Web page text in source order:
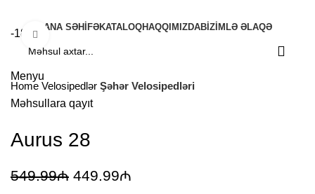
ANA SƏHIFƏKATALOQHAQQIMIZDABIZIMLƏ ƏLAQƏ
Menyu
-18% Böyütmək üçün klikləyin
Home Velosipedlər Şəhər Velosipedləri
Məhsullara qayıt
Aurus 28
549.99₼ 449.99₼